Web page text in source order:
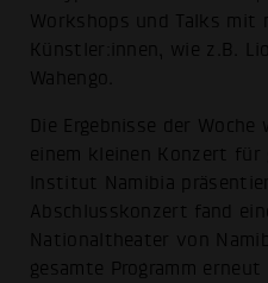
Workshops und Talks mit
Künstler:innen, wie z.B.
Wahengo.
Die Ergebnisse der Woche
einem kleinen Konzert für
Institut Namibia
Abschlusskonzert fand
Nationaltheater von
gesamte Programm